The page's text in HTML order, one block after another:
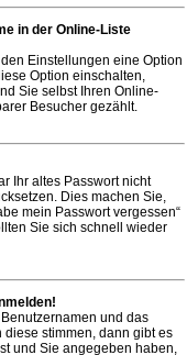
in der Online-Liste
Einstellungen eine Option
Option einschalten,
Sie selbst Ihren Online-
Besucher gezählt.
Ihr altes Passwort nicht
Dies machen Sie,
mein Passwort vergessen“
Sie sich schnell wieder
und das
stimmen, dann gibt es
und Sie angegeben haben,